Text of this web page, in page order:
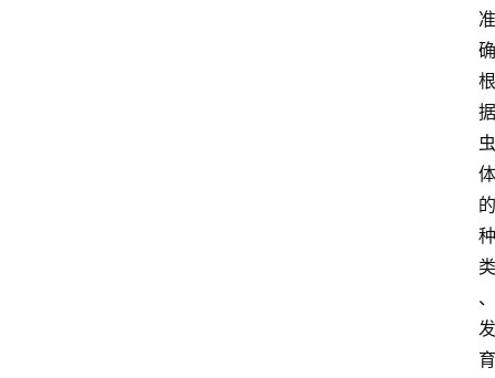
准
确
根
据
虫
体
的
种
类
、
发
育